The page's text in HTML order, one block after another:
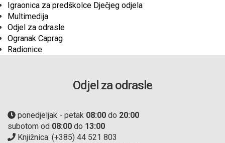
Igraonica za predškolce Dječjeg odjela
Multimedija
Odjel za odrasle
Ogranak Caprag
Radionice
Odjel za odrasle
ponedjeljak - petak 08:00 do 20:00
subotom od 08:00 do 13:00
Knjižnica: (+385) 44 521 803